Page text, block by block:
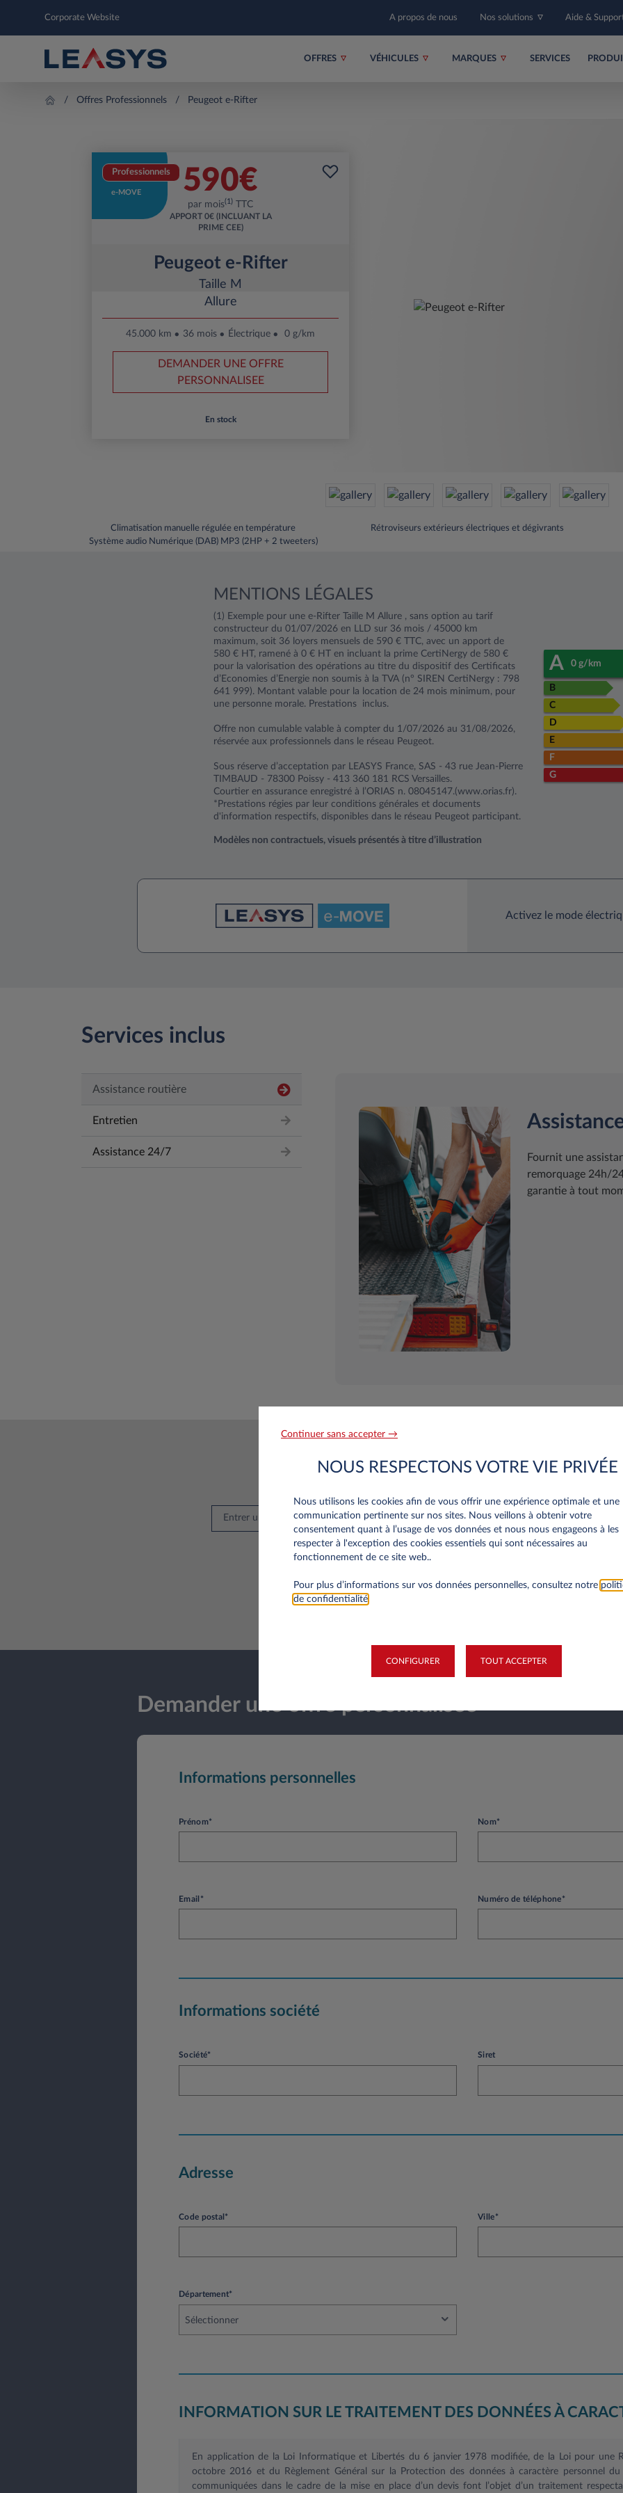
Corporate Website A propos de nous Nos solutions Aide &
OFFRES VÉHICULES MARQUES SERVICES
Offres Professionnels Peugeot e-Rifter
Professionnels
e-MOVE 590€
par mois(1) TTC
APPORT 0€ (INCLUANT LA
PRIME CEE)
Peugeot e-Rifter
Taille M
Allure
45.000 km 36 mois Électrique 0 g/km
DEMANDER UNE OFFRE
PERSONNALISEE
En stock
Climatisation manuelle régulée en température
Rétroviseurs extérieurs électriques et dégivrants
Système audio Numérique (DAB) MP3 (2HP + 2 tweeters)
MENTIONS LÉGALES
(1) Exemple pour une e-Rifter Taille M Allure , sans option au tarif
constructeur du 01/07/2026 en LLD sur 36 mois / 45000 km
maximum, soit 36 loyers mensuels de 590 € TTC, avec un apport de
580 € HT, ramené à 0 € HT en incluant la prime CertiNergy de 580 €
pour la valorisation des opérations au titre du dispositif des Certificats
d’Economies d’Energie non soumis à la TVA (n° SIREN CertiNergy : 798
641 999). Montant valable pour la location de 24 mois minimum, pour
une personne morale. Prestations inclus.
Offre non cumulable valable à compter du 1/07/2026 au 31/08/2026,
réservée aux professionnels dans le réseau Peugeot.
Sous réserve d’acceptation par LEASYS France, SAS - 43 rue Jean-Pierre
TIMBAUD - 78300 Poissy - 413 360 181 RCS Versailles.
Courtier en assurance enregistré à l’ORIAS n. 08045147.(www.orias.fr).
*Prestations régies par leur conditions générales et documents
d'information respectifs, disponibles dans le réseau Peugeot participant.
Modèles non contractuels, visuels présentés à titre d’illustration
A 0 g/km
B
C
D
E
F
G
Activez le mode
Services inclus
Assistance routière
Entretien
Assistance 24/7
Fournit une
remorquage 24h/
garantie à tout
Rechercher un véhicule autour de
actuellement disponibles en location longue durée
Demander une offre personnalisee
Informations personnelles
Prénom* Nom*
Email* Numéro de téléphone*
Informations société
Société* Siret
Adresse
Code postal* Ville*
Département*
Sélectionner
INFORMATION SUR LE TRAITEMENT DES DONNÉES À
En application de la Loi Informatique et Libertés du 6 janvier 1978 modifiée, de la Loi pour une
octobre 2016 et du Règlement Général sur la Protection des données à caractère personnel
communiquées dans le cadre de la mise en place d’un devis font l’objet d’un traitement
Continuer sans accepter →
NOUS RESPECTONS VOTRE VIE PRIVÉE
Nous utilisons les cookies afin de vous offrir une expérience optimale et une
communication pertinente sur nos sites. Nous veillons à obtenir votre
consentement quant à l’usage de vos données et nous nous engageons à les
respecter à l'exception des cookies essentiels qui sont nécessaires au
fonctionnement de ce site web..
Pour plus d’informations sur vos données personnelles, consultez notre
de confidentialité
CONFIGURER TOUT ACCEPTER